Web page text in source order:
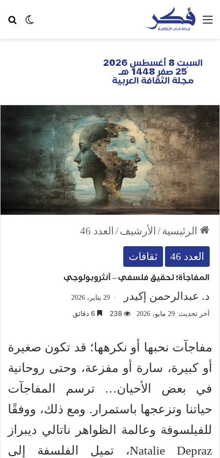
السبت 8 أغسطس 2026
25 صفر 1448 هـ
مجلة الثقافة العربية
الرئيسية/ الأرشيف/ العدد 46
العدد 46 ثقافات
المفاجأة؛ تحقيق فلسفي – أنثروبولوجي
د. عبدالرحمن إكيدر 29 يناير، 2026
آخر تحديث: 29 مايو، 2026 238
مفاجآت نحبها أو نكرهها؛ قد تكون صغيرة
أو كبيرة، سارة أو مفزعة، وحتى روحانية
في بعض الأحيان… ترسم المفاجآت
حياتنا وتزعجها باستمرار. ومع ذلك، ووفقًا
للفيلسوفة وعالمة الظواهر ناتالي ديبراز
Natalie Depraz، تميل الفلسفة إلى